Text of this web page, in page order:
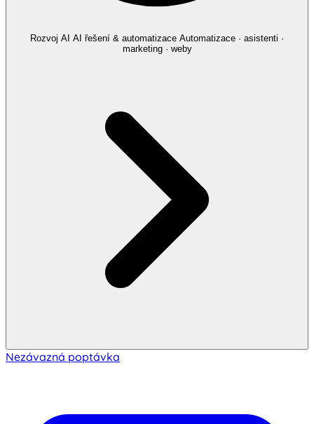
Rozvoj AI AI řešení & automatizace Automatizace · asistenti ·
marketing · weby
Nezávazná poptávka